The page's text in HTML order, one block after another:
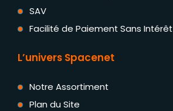
SAV
Facilité de Paiement Sans Intérêt
L’univers Spacenet
Notre Assortiment
Plan du Site